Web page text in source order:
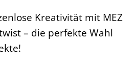
Kreativität mit MEZ
– die perfekte Wahl